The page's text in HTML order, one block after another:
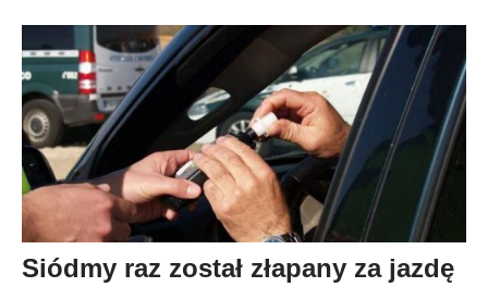
Siódmy raz został złapany za jazdę